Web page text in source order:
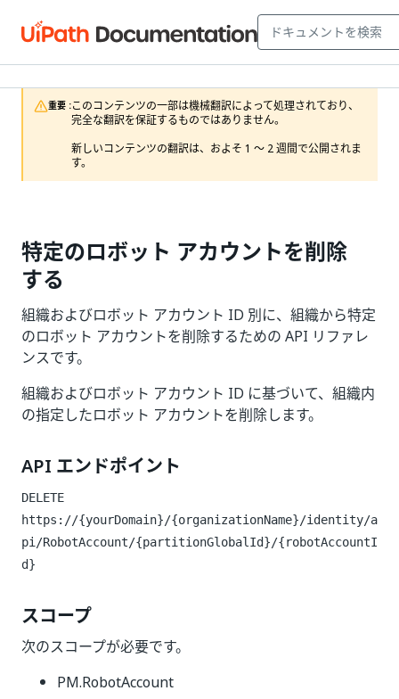
重要 :このコンテンツの一部は機械翻訳によって処理されており、
完全な翻訳を保証するものではありません。
新しいコンテンツの翻訳は、およそ 1 ～ 2 週間で公開されま
す。
特定のロボット アカウントを削除
する
組織およびロボット アカウント ID 別に、組織から特定
のロボット アカウントを削除するための API リファレ
ンスです。
組織およびロボット アカウント ID に基づいて、組織内
の指定したロボット アカウントを削除します。
API エンドポイント
DELETE
https://{yourDomain}/{organizationName}/identity/a
pi/RobotAccount/{partitionGlobalId}/{robotAccountI
d}
スコープ
次のスコープが必要です。
PM.RobotAccount